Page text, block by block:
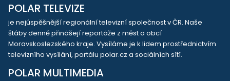
POLAR TELEVIZE
je nejúspěšnější regionální televizní společnost v ČR. Naše
štáby denně přinášejí reportáže z měst a obcí
Moravskoslezského kraje. Vysíláme je k lidem prostřednictvím
televizního vysílání, portálu polar.cz a sociálních sítí.
POLAR MULTIMEDIA